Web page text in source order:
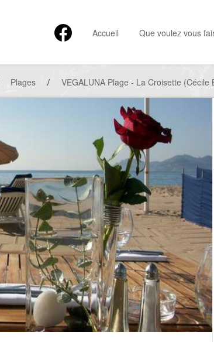
Accueil Que voulez vous
Plages / VEGALUNA Plage - La Croisette (Cécile